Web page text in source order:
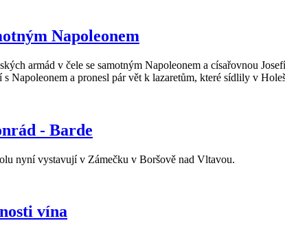
Napoleonem
armád v čele se samotným Napoleonem a císařovnou
Napoleonem a pronesl pár vět k lazaretům, které sídlily v
- Barde
nyní vystavují v Zámečku v Boršově nad Vltavou.
vína